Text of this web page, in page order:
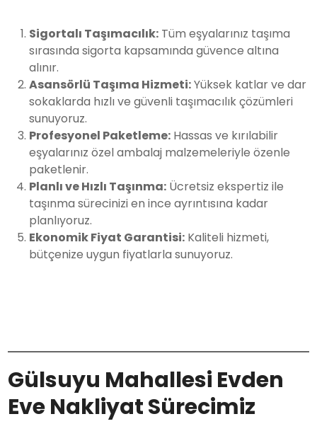
Sigortalı Taşımacılık: Tüm eşyalarınız taşıma
sırasında sigorta kapsamında güvence altına
alınır.
Asansörlü Taşıma Hizmeti:Yüksek katlar ve dar
sokaklarda hızlı ve güvenli taşımacılık çözümleri
sunuyoruz.
Profesyonel Paketleme: Hassas ve kırılabilir
eşyalarınız özel ambalaj malzemeleriyle özenle
paketlenir.
Planlı ve Hızlı Taşınma: Ücretsiz ekspertiz ile
taşınma sürecinizi en ince ayrıntısına kadar
planlıyoruz.
Ekonomik Fiyat Garantisi: Kaliteli hizmeti,
bütçenize uygun fiyatlarla sunuyoruz.
Gülsuyu Mahallesi Evden
Eve Nakliyat Sürecimiz